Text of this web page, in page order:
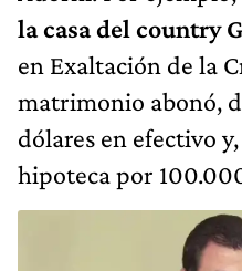
la casa del country
en Exaltación de la
matrimonio abonó,
dólares en efectivo
hipoteca por